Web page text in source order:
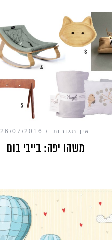
אין תגובות 26/07/2016
משהו יפה: בייבי בום